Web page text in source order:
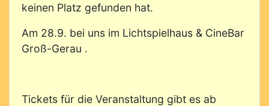
keinen Platz gefunden hat.
Am 28.9. bei uns im Lichtspielhaus & CineBar
Groß-Gerau .
Tickets für die Veranstaltung gibt es ab